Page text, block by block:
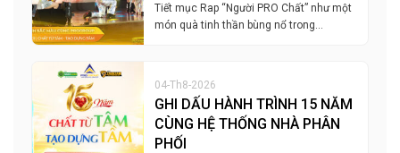
Tiết mục Rap “Người PRO Chất” như một
món quà tinh thần bùng nổ trong…
04-Th8-2026
GHI DẤU HÀNH TRÌNH 15 NĂM
CÙNG HỆ THỐNG NHÀ PHÂN
PHỐI